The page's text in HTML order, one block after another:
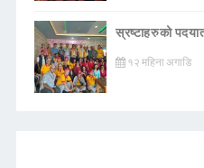
स्रष्टाहरुको
१२ महिना अगाडि